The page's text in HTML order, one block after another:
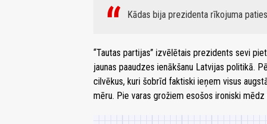
Kādas bija prezidenta rīkojuma
“Tautas partijas” izvēlētais prezidents sevi
jaunas paaudzes ienākšanu Latvijas politikā.
cilvēkus, kuri šobrīd faktiski ieņem visus
mēru. Pie varas grožiem esošos ironiski